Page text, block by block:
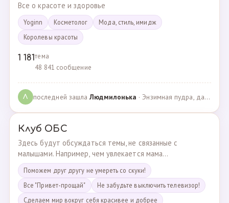
Все о красоте и здоровье
Yoginn Косметолог
Мода, стиль, имидж
Королевы красоты
1 181тема
48 841 сообщение
Л последней зашлаЛюдмилонькa · Энзимная пудра, да или нет? · 29.06.2025
Клуб ОБС
Здесь будут обсуждаться темы, не связанные с
малышами. Например, чем увлекается мама...
Поможем друг другу не умереть со скуки!
Все "Привет-прощай"
Не забудьте выключить телевизор!
Сделаем мир вокруг себя красивее и добрее